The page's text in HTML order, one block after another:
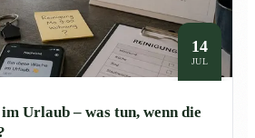
14
JUL
Urlaub – was tun, wenn die